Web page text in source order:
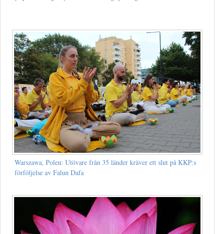
Warszawa, Polen: Utövare från 35 länder kräver ett slut på KKP:s
förföljelse av Falun Dafa